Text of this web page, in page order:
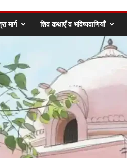
मार्ग शिव कथाएँ व भविष्यवाणियाँ